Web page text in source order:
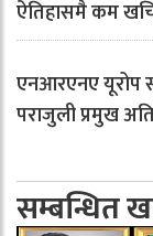
ऐतिहासमै कम
एनआरएनए यूरोप
पराजुली प्रमुख
सम्बन्धित